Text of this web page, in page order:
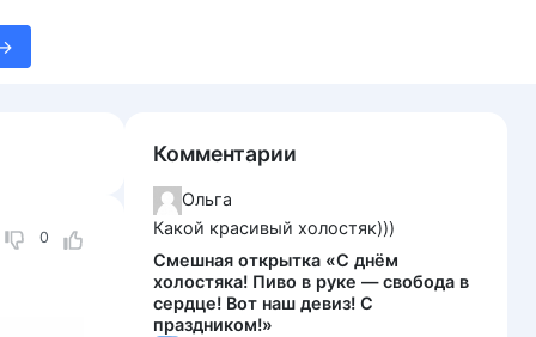
0
Комментарии
Ольга
Какой красивый холостяк)))
Смешная открытка «С днём
холостяка! Пиво в руке — свобода в
сердце! Вот наш девиз! С
праздником!»